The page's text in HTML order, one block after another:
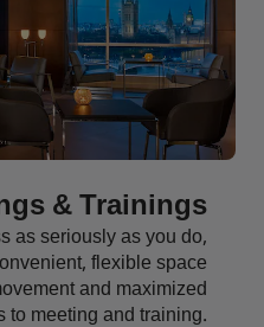
& Trainings
as seriously as you do,
flexible space
and maximized
meeting and training.